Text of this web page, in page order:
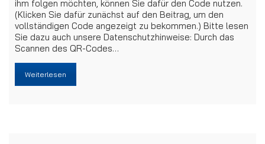
ihm folgen möchten, können Sie dafür den Code nutzen.
(Klicken Sie dafür zunächst auf den Beitrag, um den
vollständigen Code angezeigt zu bekommen.) Bitte lesen
Sie dazu auch unsere Datenschutzhinweise: Durch das
Scannen des QR-Codes…
Weiterlesen